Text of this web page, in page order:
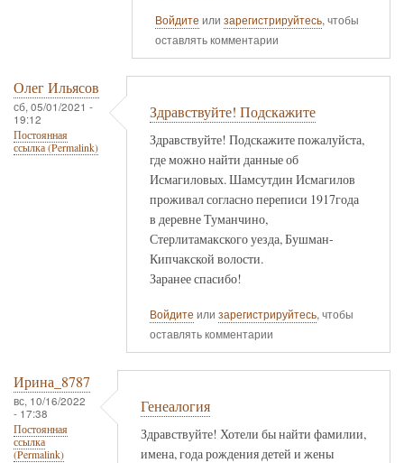
Войдите или зарегистрируйтесь, чтобы
оставлять комментарии
Олег Ильясов
сб, 05/01/2021 -
19:12
Постоянная
ссылка (Permalink)
Здравствуйте! Подскажите
Здравствуйте! Подскажите пожалуйста,
где можно найти данные об
Исмагиловых. Шамсутдин Исмагилов
проживал согласно переписи 1917года
в деревне Туманчино,
Стерлитамакского уезда, Бушман-
Кипчакской волости.
Заранее спасибо!
Войдите или зарегистрируйтесь, чтобы
оставлять комментарии
Ирина_8787
вс, 10/16/2022
- 17:38
Постоянная
ссылка
(Permalink)
Генеалогия
Здравствуйте! Хотели бы найти фамилии,
имена, года рождения детей и жены